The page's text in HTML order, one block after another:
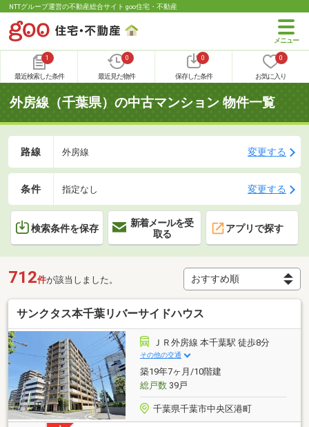
NTTグループ運営の不動産総合サイト goo住宅・不動産
1
最近検索した条件
0
最近見た物件
0
保存した条件
0
お気に入り
外房線（千葉県）の中古マンション 物件一覧
路線 外房線 変更する
条件 指定なし 変更する
検索条件を保存
新着メールを受
取る
アプリで探す
712件が該当しました。
サンクタス本千葉リバーサイドハウス
ＪＲ外房線 本千葉駅 徒歩8分
その他の交通
築19年7ヶ月/10階建
総戸数39戸
千葉県千葉市中央区港町